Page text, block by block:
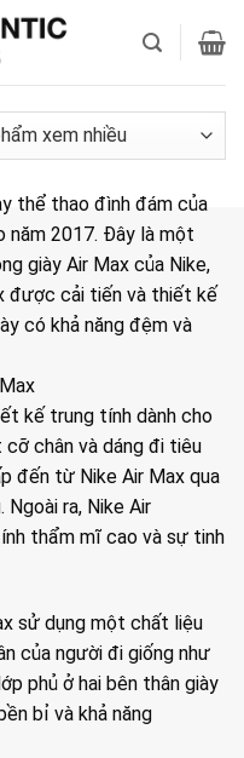
thể thao đình đám của
năm 2017. Đây là một
giày Air Max của Nike,
được cải tiến và thiết kế
có khả năng đệm và
kế trung tính dành cho
chân và dáng đi tiêu
đến từ Nike Air Max qua
Ngoài ra, Nike Air
thẩm mĩ cao và sự tinh
sử dụng một chất liệu
của người đi giống như
phủ ở hai bên thân giày
bỉ và khả năng